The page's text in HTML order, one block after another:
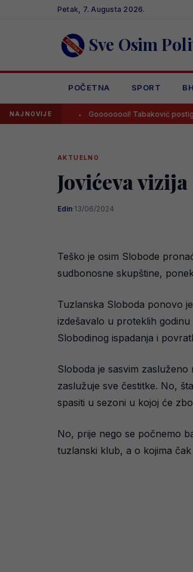
Petak, 7. Augusta 2026.
Sve Osim
POČETNA SPORT
NAJNOVIJE Goooooool! Tabaković postigao
AKTUELNO
Jovićeva
Edin·13/06/2024
Teško je osim Slobode
sudbonosne skupštine,
Tuzlanska Sloboda ponovo
izdešavalo u proteklih
Slobodinog ispadanja i
Sloboda je sasvim
zaslužuje sve čestitke. No,
spasiti u sezoni u kojoj će
No, prije nego se počnemo
tuzlanski klub, a o kojima